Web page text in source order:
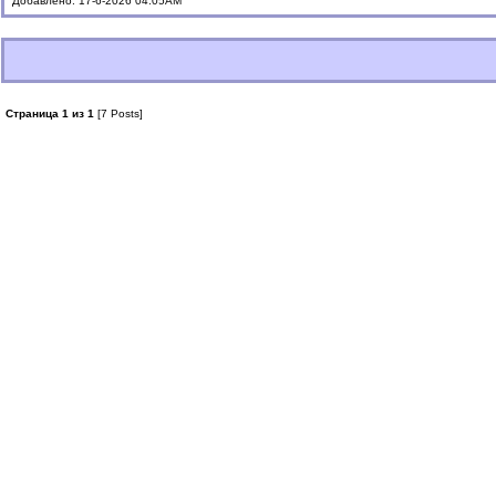
Страница 1 из 1 [7 Posts]